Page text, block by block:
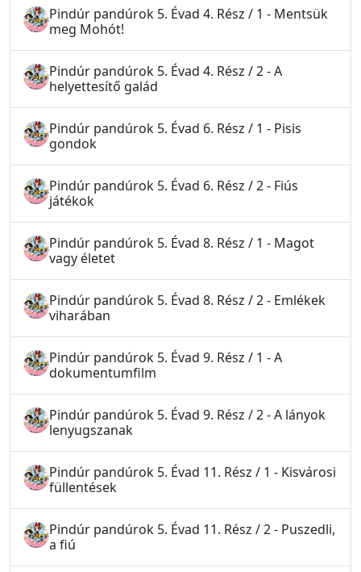
Pindúr pandúrok 5. Évad 4. Rész / 1 - Mentsük
meg Mohót!
Pindúr pandúrok 5. Évad 4. Rész / 2 - A
helyettesítő galád
Pindúr pandúrok 5. Évad 6. Rész / 1 - Pisis
gondok
Pindúr pandúrok 5. Évad 6. Rész / 2 - Fiús
játékok
Pindúr pandúrok 5. Évad 8. Rész / 1 - Magot
vagy életet
Pindúr pandúrok 5. Évad 8. Rész / 2 - Emlékek
viharában
Pindúr pandúrok 5. Évad 9. Rész / 1 - A
dokumentumfilm
Pindúr pandúrok 5. Évad 9. Rész / 2 - A lányok
lenyugszanak
Pindúr pandúrok 5. Évad 11. Rész / 1 - Kisvárosi
füllentések
Pindúr pandúrok 5. Évad 11. Rész / 2 - Puszedli,
a fiú